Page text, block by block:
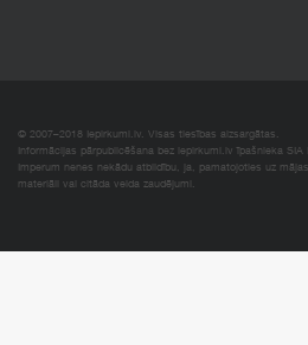
© 2007–2018 Iepirkumi.lv. Visas tiesības aizsargātas.
Informācijas pārpublicēšana bez iepirkumi.lv īpašnieka
Imperum nenes nekādu atbildību, ja, pamatojoties uz
materiāli vai citāda veida zaudējumi.